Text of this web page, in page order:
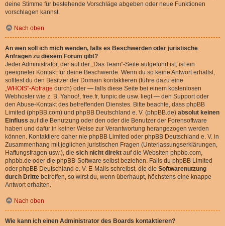
deine Stimme für bestehende Vorschläge abgeben oder neue Funktionen
vorschlagen kannst.
Nach oben
An wen soll ich mich wenden, falls es Beschwerden oder juristische
Anfragen zu diesem Forum gibt?
Jeder Administrator, der auf der „Das Team“-Seite aufgeführt ist, ist ein
geeigneter Kontakt für deine Beschwerde. Wenn du so keine Antwort erhältst,
solltest du den Besitzer der Domain kontaktieren (führe dazu eine
„WHOIS“-Abfrage durch) oder — falls diese Seite bei einem kostenlosen
Webhoster wie z. B. Yahoo!, free.fr, funpic.de usw. liegt — den Support oder
den Abuse-Kontakt des betreffenden Dienstes. Bitte beachte, dass phpBB
Limited (phpBB.com) und phpBB Deutschland e. V. (phpBB.de) absolut keinen
Einfluss auf die Benutzung oder den oder die Benutzer der Forensoftware
haben und dafür in keiner Weise zur Verantwortung herangezogen werden
können. Kontaktiere daher nie phpBB Limited oder phpBB Deutschland e. V. in
Zusammenhang mit jeglichen juristischen Fragen (Unterlassungserklärungen,
Haftungsfragen usw.), die sich nicht direkt auf die Websiten phpbb.com,
phpbb.de oder die phpBB-Software selbst beziehen. Falls du phpBB Limited
oder phpBB Deutschland e. V. E-Mails schreibst, die die Softwarenutzung
durch Dritte betreffen, so wirst du, wenn überhaupt, höchstens eine knappe
Antwort erhalten.
Nach oben
Wie kann ich einen Administrator des Boards kontaktieren?